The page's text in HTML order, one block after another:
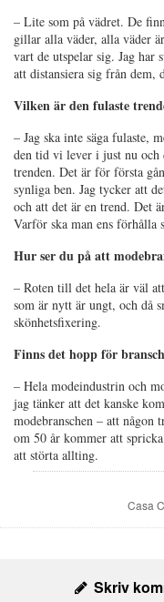
– Lite som på vädret. De
gillar alla väder, alla väder
vart de utspelar sig. Jag har
att distansiera sig från dem,
Vilken är den fulaste
– Jag ska inte säga fulaste,
den tid vi lever i just nu och
trenden. Det är för första
synliga ben. Jag tycker att
och att det är en trend. Det
Varför ska man ens förhålla
Hur ser du på att
– Roten till det hela är väl
som är nytt är ungt, och då
skönhetsfixering.
Finns det hopp för
– Hela modeindustrin och
jag tänker att det kanske
modebranschen – att någon
om 50 år kommer att
att störta allting.
Casa
Skriv